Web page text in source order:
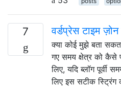
7 वर्डप्रेस टाइम
क्या कोई मुझे बता
गए समय क्षेत्र को कैसे
लिए, यदि ब्लॉग पूर्वी
लिए इस सटीक स्ट्रिंग